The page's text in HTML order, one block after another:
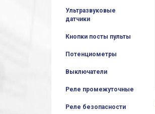
Ультразвуковые
датчики
Кнопки посты пульты
Потенциометры
Выключатели
Реле промежуточные
Реле безопасности